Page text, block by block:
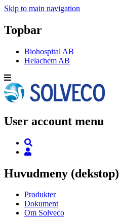
Skip to main navigation
Topbar
Biohospital AB
Helachem AB
User account menu
Huvudmeny (dekstop)
Produkter
Dokument
Om Solveco